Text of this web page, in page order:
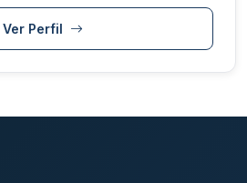
Ver Perfil